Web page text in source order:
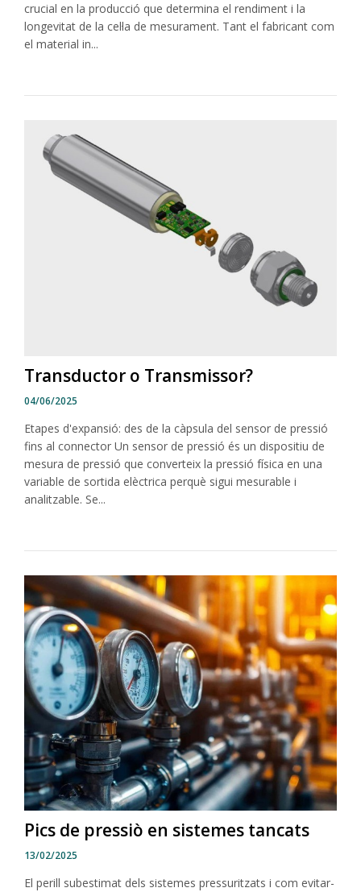
crucial en la producció que determina el rendiment i la
longevitat de la cel·la de mesurament. Tant el fabricant com
el material in...
Transductor o Transmissor?
04/06/2025
Etapes d'expansió: des de la càpsula del sensor de pressió
fins al connector Un sensor de pressió és un dispositiu de
mesura de pressió que converteix la pressió física en una
variable de sortida elèctrica perquè sigui mesurable i
analitzable. Se...
Pics de pressiò en sistemes tancats
13/02/2025
El perill subestimat dels sistemes pressuritzats i com evitar-